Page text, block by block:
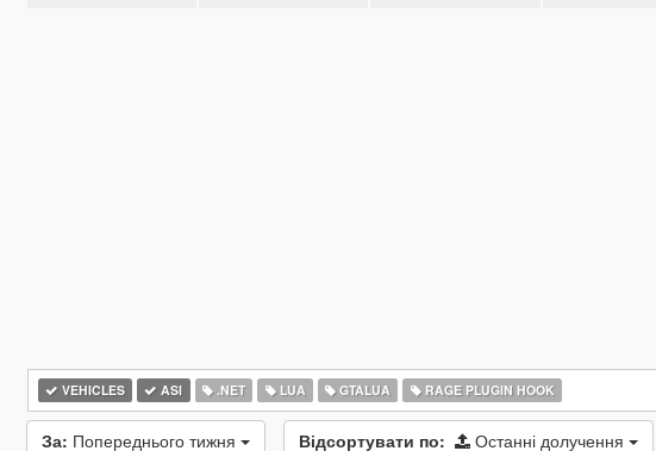
VEHICLES ASI .NET LUA GTALUA RAGE PLUGIN HOOK
За: Попереднього тижня Відсортувати по: Останні долучення